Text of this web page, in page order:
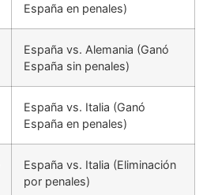
España en penales)
España vs. Alemania (Ganó
España sin penales)
España vs. Italia (Ganó
España en penales)
España vs. Italia (Eliminación
por penales)